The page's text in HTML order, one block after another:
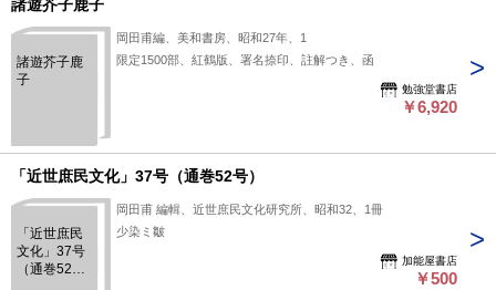
諸遊芥子鹿子
諸遊芥子鹿
子
岡田甫編、美和書房、昭和27年、1
限定1500部、紅鶴版、署名捺印、註解つき、函
勉強堂書店
￥6,920
「近世庶民文化」37号（通巻52号）
「近世庶民
文化」37号
（通巻52
岡田甫 編輯、近世庶民文化研究所、昭和32、1冊
少染ミ皺
加能屋書店
￥500